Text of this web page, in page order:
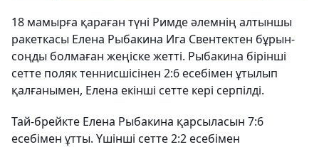
18 мамырға қараған түні Римде әлемнің алтыншы
ракеткасы Елена Рыбакина Ига Свентектен бұрын-
соңды болмаған жеңіске жетті. Рыбакина бірінші
сетте поляк теннисшісінен 2:6 есебімен ұтылып
қалғанымен, Елена екінші сетте кері серпілді.
Тай-брейкте Елена Рыбакина қарсыласын 7:6
есебімен ұтты. Үшінші сетте 2:2 есебімен